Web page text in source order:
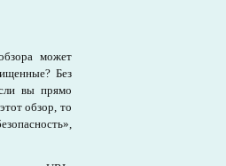
может
Без
вы прямо
обзор, то